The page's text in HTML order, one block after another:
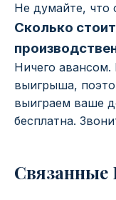
Не думайте, что
Сколько
Ничего
выигрыша,
выиграем ваше
бесплатна.
Связанные